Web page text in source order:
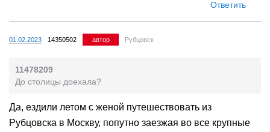
Ответить
01.02.2023 14350502 автор Рубцовск
11478209
До столицы доехала?
Да, ездили летом с женой путешествовать из
Рубцовска в Москву, попутно заезжая во все крупные